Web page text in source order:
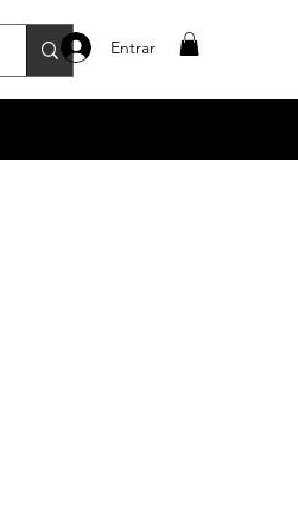
Entrar